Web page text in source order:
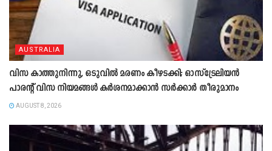
AUSTRALIA
വിസ കാത്തുനിന്നു, ഒടുവിൽ മരണം കീഴടക്കി; ഓസ്‌ട്രേലിയൻ
പാരന്റ് വിസ നിയമങ്ങൾ കർശനമാക്കാൻ സർക്കാർ തീരുമാനം
AUGUST 8, 2026